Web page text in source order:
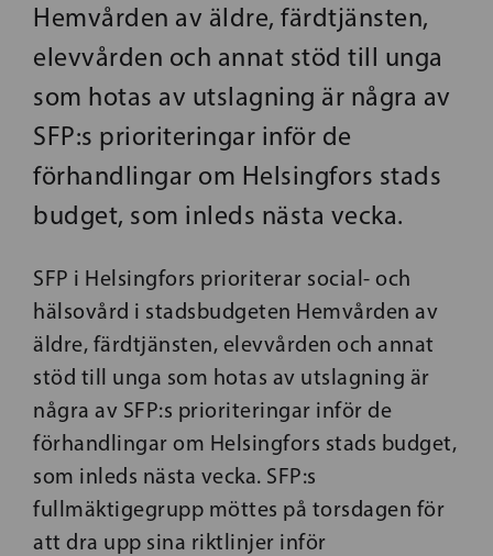
Hemvården av äldre, färdtjänsten,
elevvården och annat stöd till unga
som hotas av utslagning är några av
SFP:s prioriteringar inför de
förhandlingar om Helsingfors stads
budget, som inleds nästa vecka.
SFP i Helsingfors prioriterar social- och
hälsovård i stadsbudgeten Hemvården av
äldre, färdtjänsten, elevvården och annat
stöd till unga som hotas av utslagning är
några av SFP:s prioriteringar inför de
förhandlingar om Helsingfors stads budget,
som inleds nästa vecka. SFP:s
fullmäktigegrupp möttes på torsdagen för
att dra upp sina riktlinjer inför